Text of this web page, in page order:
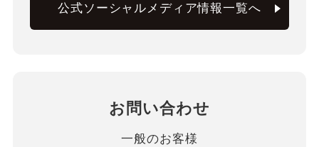
公式ソーシャルメディア情報一覧へ
お問い合わせ
一般のお客様